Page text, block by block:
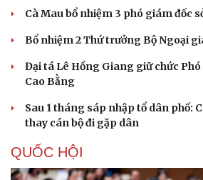
Cà Mau bổ nhiệm 3 phó giám đốc
Bổ nhiệm 2 Thứ trưởng Bộ Ngoại
Đại tá Lê Hồng Giang giữ chức
Cao Bằng
Sau 1 tháng sáp nhập tổ dân phố:
thay cán bộ đi gặp dân
QUỐC HỘI